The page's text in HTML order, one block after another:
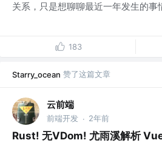
关系，只是想聊聊最近一年发生的事
183
Starry_ocean 赞了这篇文章
云前端
前端开发 · 2年前
Rust! 无VDom! 尤雨溪解析